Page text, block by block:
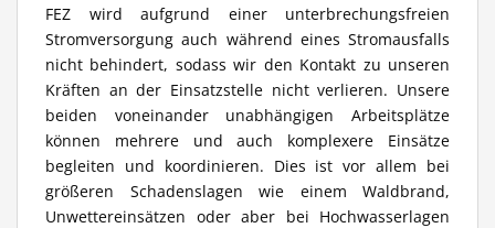
FEZ wird aufgrund einer unterbrechungsfreien
Stromversorgung auch während eines Stromausfalls
nicht behindert, sodass wir den Kontakt zu unseren
Kräften an der Einsatzstelle nicht verlieren. Unsere
beiden voneinander unabhängigen Arbeitsplätze
können mehrere und auch komplexere Einsätze
begleiten und koordinieren. Dies ist vor allem bei
größeren Schadenslagen wie einem Waldbrand,
Unwettereinsätzen oder aber bei Hochwasserlagen